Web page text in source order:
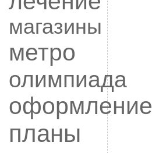
магазины
метро
олимпиада
оформление
планы